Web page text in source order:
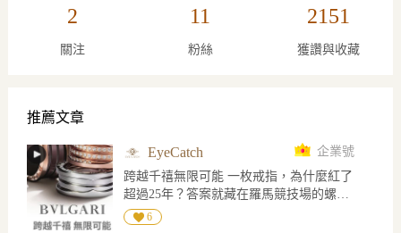
2
關注
11
粉絲
2151
獲讚與收藏
推薦文章
EyeCatch
企業號
跨越千禧無限可能 一枚戒指，為什麼紅了
超過25年？答案就藏在羅馬競技場的螺旋
密碼裡。
6